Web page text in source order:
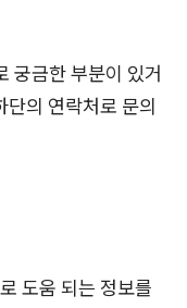
궁금한 부분이 있거
단의 연락처로 문의
도움 되는 정보를